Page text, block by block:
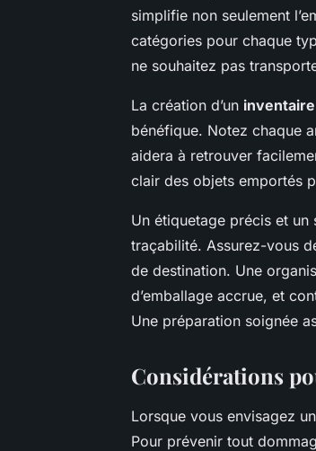
simplifie non seulement
catégories pour chaque
ne souhaitez pas
La création d’un inventaire
bénéfique. Notez chaque
aidera à retrouver
clair des objets emportés
Un étiquetage précis et un
traçabilité. Assurez-vous
de destination. Une
d’emballage accrue, et
Une préparation soignée
Considérations
Lorsque vous envisagez un
Pour prévenir tout